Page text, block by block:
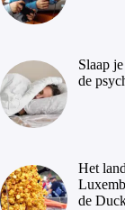
Slaap
de
Het
de